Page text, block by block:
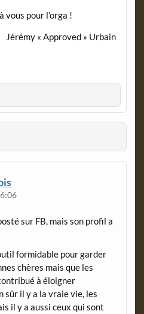
vous pour l’orga !
Jérémy « Approved » Urbain
sur FB, mais son profil a
formidable pour garder
chères mais que les
à éloigner
sûr il y a la vraie vie, les
il y a aussi ceux qui sont